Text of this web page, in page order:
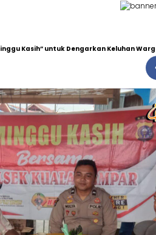
Kasih” untuk Dengarkan Keluhan